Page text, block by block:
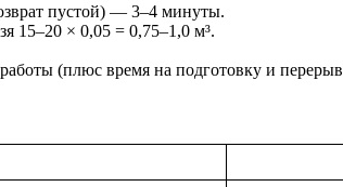
пустой) — 3–4 минуты.
15–20 × 0,05 = 0,75–1,0 м³.
(плюс время на подготовку и